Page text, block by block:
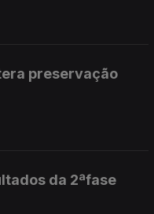
preservação
da 2ªfase